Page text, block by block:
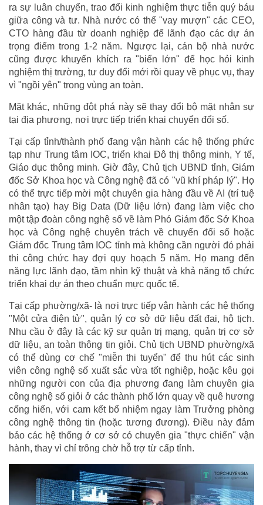
ra sự luân chuyển, trao đổi kinh nghiệm thực tiễn quý báu
giữa công và tư. Nhà nước có thể "vay mượn" các CEO,
CTO hàng đầu từ doanh nghiệp để lãnh đạo các dự án
trọng điểm trong 1-2 năm. Ngược lại, cán bộ nhà nước
cũng được khuyến khích ra "biển lớn" để học hỏi kinh
nghiệm thị trường, tư duy đổi mới rồi quay về phục vụ, thay
vì "ngồi yên" trong vùng an toàn.
Mặt khác, những đột phá này sẽ thay đổi bộ mặt nhân sự
tại địa phương, nơi trực tiếp triển khai chuyển đổi số.
Tại cấp tỉnh/thành phố đang vận hành các hệ thống phức
tạp như Trung tâm IOC, triển khai Đô thị thông minh, Y tế,
Giáo dục thông minh. Giờ đây, Chủ tịch UBND tỉnh, Giám
đốc Sở Khoa học và Công nghệ đã có "vũ khí pháp lý". Họ
có thể trực tiếp mời một chuyên gia hàng đầu về AI (trí tuệ
nhân tạo) hay Big Data (Dữ liệu lớn) đang làm việc cho
một tập đoàn công nghệ số về làm Phó Giám đốc Sở Khoa
học và Công nghệ chuyên trách về chuyển đổi số hoặc
Giám đốc Trung tâm IOC tỉnh mà không cần người đó phải
thi công chức hay đợi quy hoạch 5 năm. Họ mang đến
năng lực lãnh đạo, tầm nhìn kỹ thuật và khả năng tổ chức
triển khai dự án theo chuẩn mực quốc tế.
Tại cấp phường/xã- là nơi trực tiếp vận hành các hệ thống
"Một cửa điện tử", quản lý cơ sở dữ liệu đất đai, hộ tịch.
Nhu cầu ở đây là các kỹ sư quản trị mạng, quản trị cơ sở
dữ liệu, an toàn thông tin giỏi. Chủ tịch UBND phường/xã
có thể dùng cơ chế "miễn thi tuyển" để thu hút các sinh
viên công nghệ số xuất sắc vừa tốt nghiệp, hoặc kêu gọi
những người con của địa phương đang làm chuyên gia
công nghệ số giỏi ở các thành phố lớn quay về quê hương
cống hiến, với cam kết bổ nhiệm ngay làm Trưởng phòng
công nghệ thông tin (hoặc tương đương). Điều này đảm
bảo các hệ thống ở cơ sở có chuyên gia "thực chiến" vận
hành, thay vì chỉ trông chờ hỗ trợ từ cấp tỉnh.